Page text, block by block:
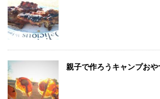
親子で作ろうキャンプお